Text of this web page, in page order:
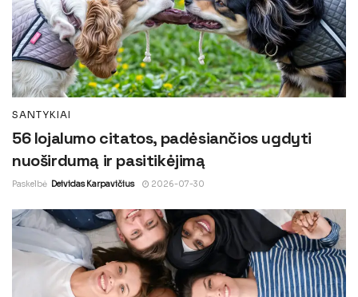
SANTYKIAI
56 lojalumo citatos, padėsiančios ugdyti
nuoširdumą ir pasitikėjimą
Paskelbė Deividas Karpavičius 2026-07-30